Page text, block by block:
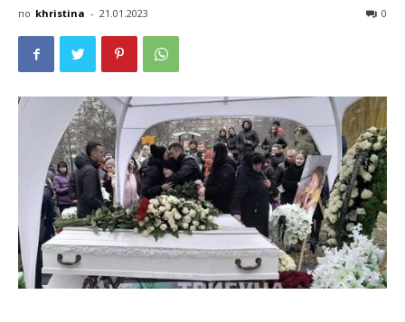
по khristina - 21.01.2023 0